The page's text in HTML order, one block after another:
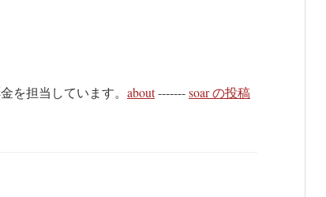
を担当しています。 about-------soar の投稿